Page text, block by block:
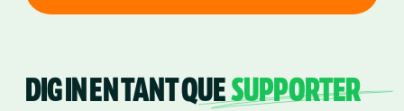
DIG IN EN TANT QUESUPPORTER